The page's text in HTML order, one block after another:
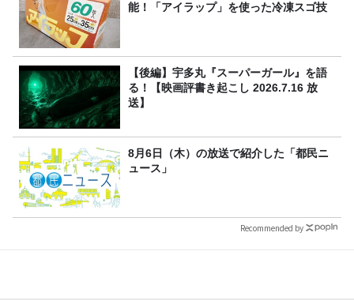
能！「アイラップ」を使った冷凍スゴ技
【後編】宇多丸『スーパーガール』を語
る！【映画評書き起こし 2026.7.16 放
送】
8月6日（木）の放送で紹介した「都民ニ
ュース」
Recommended by